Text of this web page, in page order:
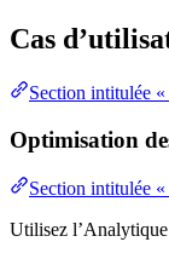
Cas
Section intitulée
Optimisation
Section intitulée
Utilisez